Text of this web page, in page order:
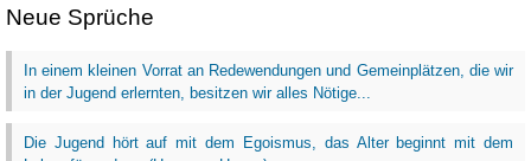
Neue Sprüche
In einem kleinen Vorrat an Redewendungen und Gemeinplätzen, die wir
in der Jugend erlernten, besitzen wir alles Nötige...
Die Jugend hört auf mit dem Egoismus, das Alter beginnt mit dem